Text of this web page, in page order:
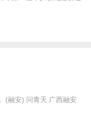
(融安) 问青天 广西融安